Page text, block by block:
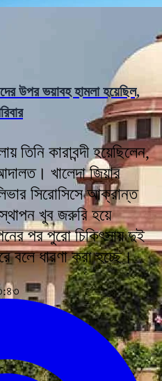
উপর ভয়াবহ হামলা হয়েছিল,
তিনি কারাবন্দী হয়েছিলেন,
খালেদা জিয়ার
সিরোসিসে আক্রান্ত
খুব জরুরি হয়ে
পর পুরো চিকিৎসায় দুই
বলে ধারণা করা হচ্ছে।